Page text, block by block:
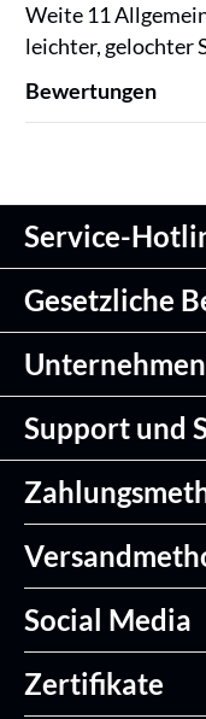
Weite 11
leichter, gelochter
Bewertungen
Service-
Gesetzliche
Unternehmen
Support und
Social Media
Zertifikate